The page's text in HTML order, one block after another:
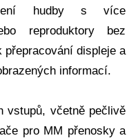
hudby s více
reproduktory bez
přepracování displeje a
informací.
vstupů, včetně pečlivě
pro MM přenosky a